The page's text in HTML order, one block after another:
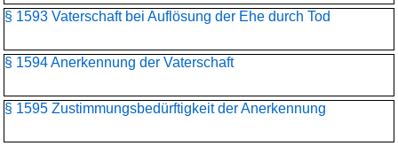
§ 1593 Vaterschaft bei Auflösung der Ehe durch Tod
§ 1594 Anerkennung der Vaterschaft
§ 1595 Zustimmungsbedürftigkeit der Anerkennung